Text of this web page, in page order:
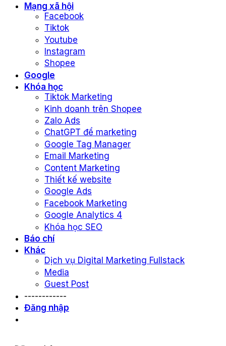
Mạng xã hội
Facebook
Tiktok
Youtube
Instagram
Shopee
Google
Khóa học
Tiktok Marketing
Kinh doanh trên Shopee
Zalo Ads
ChatGPT để marketing
Google Tag Manager
Email Marketing
Content Marketing
Thiết kế website
Google Ads
Facebook Marketing
Google Analytics 4
Khóa học SEO
Báo chí
Khác
Dịch vụ Digital Marketing Fullstack
Media
Guest Post
------------
Đăng nhập